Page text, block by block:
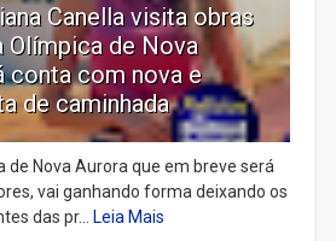
Canella visita obras
Olímpica de Nova
conta com nova e
de caminhada
de Nova Aurora que em breve será
vai ganhando forma deixando os
das pr...
Leia Mais